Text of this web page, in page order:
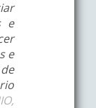
e
e